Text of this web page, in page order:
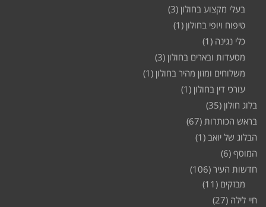
בעלי מקצוע בחולון (3)
טיפוח ויופי בחולון (1)
כלי נגינה (1)
מסעדות ובארים בחולון (3)
משלוחים ומזון מהיר בחולון (1)
עורכי דין בחולון (1)
בלוג חולון (35)
בראש הכותרות (67)
הבלוג של יואב (1)
המוסף (6)
חדשות העיר (106)
מבזקים (11)
חיי לילה (27)